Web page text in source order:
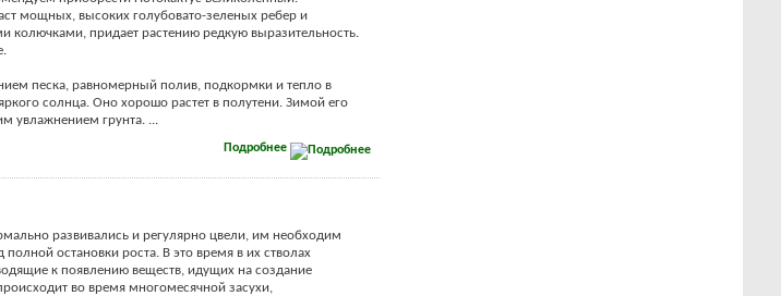
мощных, высоких голубовато-зеленых ребер и
колючками, придает растению редкую выразительность.
песка, равномерный полив, подкормки и тепло в
солнца. Оно хорошо растет в полутени. Зимой его
увлажнением грунта. ...
Подробнее
развивались и регулярно цвели, им необходим
остановки роста. В это время в их стволах
к появлению веществ, идущих на создание
во время многомесячной засухи,